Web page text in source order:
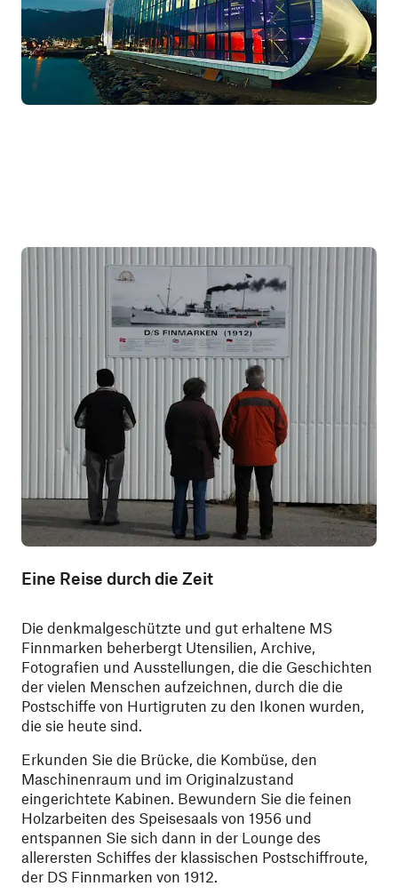
Eine Reise durch die Zeit
Die denkmalgeschützte und gut erhaltene MS
Finnmarken beherbergt Utensilien, Archive,
Fotografien und Ausstellungen, die die Geschichten
der vielen Menschen aufzeichnen, durch die die
Postschiffe von Hurtigruten zu den Ikonen wurden,
die sie heute sind.
Erkunden Sie die Brücke, die Kombüse, den
Maschinenraum und im Originalzustand
eingerichtete Kabinen. Bewundern Sie die feinen
Holzarbeiten des Speisesaals von 1956 und
entspannen Sie sich dann in der Lounge des
allerersten Schiffes der klassischen Postschiffroute,
der DS Finnmarken von 1912.